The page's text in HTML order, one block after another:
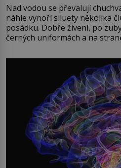
Nad vodou se převalují
náhle vynoří siluety několika
posádku. Dobře živení, po
černých uniformách a na
přízračná scéna znamená?
světová válka se chýlí ke konci.